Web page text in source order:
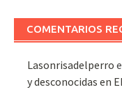
COMENTARIOS
Lasonrisadelperro
y desconocidas en